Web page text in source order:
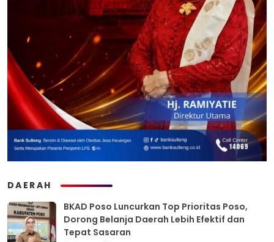
DAERAH
BKAD Poso Luncurkan Top Prioritas Poso,
Dorong Belanja Daerah Lebih Efektif dan
Tepat Sasaran